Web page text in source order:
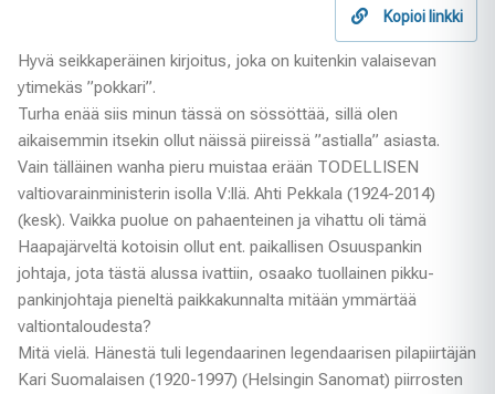
Kopioi linkki
Hyvä seikkaperäinen kirjoitus, joka on kuitenkin valaisevan
ytimekäs ”pokkari”.
Turha enää siis minun tässä on sössöttää, sillä olen
aikaisemmin itsekin ollut näissä piireissä ”astialla” asiasta.
Vain tälläinen wanha pieru muistaa erään TODELLISEN
valtiovarainministerin isolla V:llä. Ahti Pekkala (1924-2014)
(kesk). Vaikka puolue on pahaenteinen ja vihattu oli tämä
Haapajärveltä kotoisin ollut ent. paikallisen Osuuspankin
johtaja, jota tästä alussa ivattiin, osaako tuollainen pikku-
pankinjohtaja pieneltä paikkakunnalta mitään ymmärtää
valtiontaloudesta?
Mitä vielä. Hänestä tuli legendaarinen legendaarisen pilapiirtäjän
Kari Suomalaisen (1920-1997) (Helsingin Sanomat) piirrosten